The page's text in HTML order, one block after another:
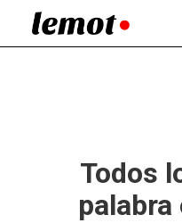
Todos
palabra